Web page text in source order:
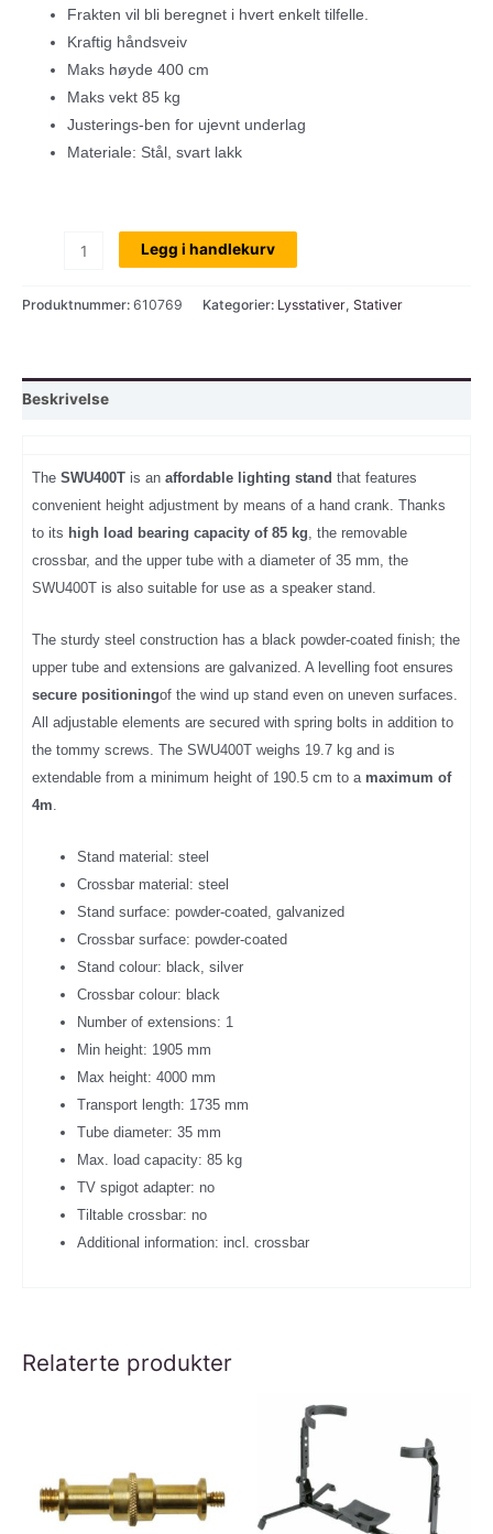
Frakten vil bli beregnet i hvert enkelt tilfelle.
Kraftig håndsveiv
Maks høyde 400 cm
Maks vekt 85 kg
Justerings-ben for ujevnt underlag
Materiale: Stål, svart lakk
Sveivestativ
høyde
4,0
Legg i handlekurv
Produktnummer: 610769 Kategorier: Lysstativer, Stativer
Beskrivelse
The SWU400T is an affordable lighting stand that features
convenient height adjustment by means of a hand crank. Thanks
to its high load bearing capacity of 85 kg, the removable
crossbar, and the upper tube with a diameter of 35 mm, the
SWU400T is also suitable for use as a speaker stand.
The sturdy steel construction has a black powder-coated finish; the
upper tube and extensions are galvanized. A levelling foot ensures
secure positioningof the wind up stand even on uneven surfaces.
All adjustable elements are secured with spring bolts in addition to
the tommy screws. The SWU400T weighs 19.7 kg and is
extendable from a minimum height of 190.5 cm to a maximum of
4m
Stand material: steel
Crossbar material: steel
Stand surface: powder-coated, galvanized
Crossbar surface: powder-coated
Stand colour: black, silver
Crossbar colour: black
Number of extensions: 1
Min height: 1905 mm
Max height: 4000 mm
Transport length: 1735 mm
Tube diameter: 35 mm
Max. load capacity: 85 kg
TV spigot adapter: no
Tiltable crossbar: no
Additional information: incl. crossbar
Relaterte produkter